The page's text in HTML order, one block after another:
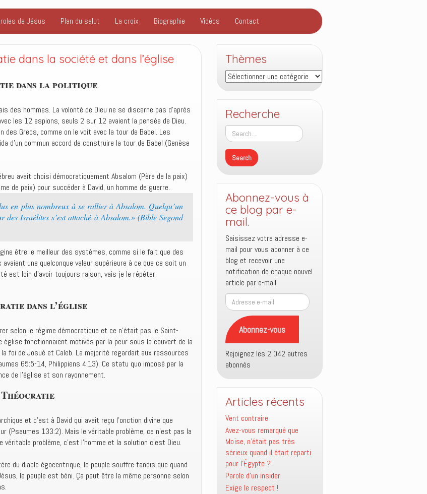
de Jésus Plan du salut La croix Biographie Vidéos Contact
dans la société et dans l’église
dans la politique
des hommes. La volonté de Dieu ne se discerne pas d’après
les 12 espions, seuls 2 sur 12 avaient la pensée de Dieu.
des Grecs, comme on le voit avec la tour de Babel. Les
d’un commun accord de construire la tour de Babel (Genèse
avait choisi démocratiquement Absalom (Père de la paix)
de paix) pour succéder à David, un homme de guerre.
en plus nombreux à se rallier à Absalom. Quelqu’un
Israélites s’est attaché à Absalom.» (Bible Segond
être le meilleur des systèmes, comme si le fait que des
une quelconque valeur supérieure à ce que ce soit un
est loin d’avoir toujours raison, vais-je le répéter.
dans l’église
selon le régime démocratique et ce n’était pas le Saint-
fonctionnaient motivés par la peur sous le couvert de la
foi de Josué et Caleb. La majorité regardait aux ressources
65:5-14, Philippiens 4:13). Ce statu quo imposé par la
de l’église et son rayonnement.
Théocratie
et c’est à David qui avait reçu l’onction divine que
(Psaumes 133:2). Mais le véritable problème, ce n’est pas la
problème, c’est l’homme et la solution c’est Dieu.
du diable égocentrique, le peuple souffre tandis que quand
le peuple est béni. Ça peut être la même personne selon
Thèmes
Thèmes
Recherche
Abonnez-vous à
ce blog par e-
mail.
Saisissez votre adresse e-
mail pour vous abonner à ce
blog et recevoir une
notification de chaque nouvel
article par e-mail.
Adresse
e-
mail
Abonnez-vous
Rejoignez les 2 042 autres
abonnés
Articles récents
Vent contraire
Avez-vous remarqué que
Moïse, n’était pas très
sérieux quand il était reparti
pour l’Égypte ?
Parole d’un insider
Exige le respect !